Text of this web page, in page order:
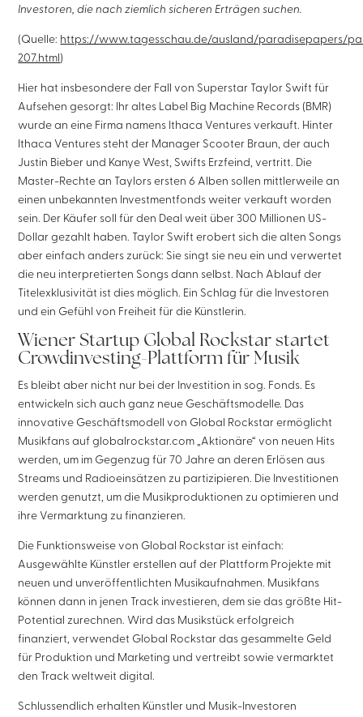
Investoren, die nach ziemlich sicheren Erträgen suchen.
(Quelle: https://www.tagesschau.de/ausland/paradisepapers/
207.html)
Hier hat insbesondere der Fall von Superstar Taylor Swift für
Aufsehen gesorgt: Ihr altes Label Big Machine Records (BMR)
wurde an eine Firma namens Ithaca Ventures verkauft. Hinter
Ithaca Ventures steht der Manager Scooter Braun, der auch
Justin Bieber und Kanye West, Swifts Erzfeind, vertritt. Die
Master-Rechte an Taylors ersten 6 Alben sollen mittlerweile an
einen unbekannten Investmentfonds weiter verkauft worden
sein. Der Käufer soll für den Deal weit über 300 Millionen US-
Dollar gezahlt haben. Taylor Swift erobert sich die alten Songs
aber einfach anders zurück: Sie singt sie neu ein und verwertet
die neu interpretierten Songs dann selbst. Nach Ablauf der
Titelexklusivität ist dies möglich. Ein Schlag für die Investoren
und ein Gefühl von Freiheit für die Künstlerin.
Wiener Startup Global Rockstar startet
Crowdinvesting-Plattform für Musik
Es bleibt aber nicht nur bei der Investition in sog. Fonds. Es
entwickeln sich auch ganz neue Geschäftsmodelle. Das
innovative Geschäftsmodell von Global Rockstar ermöglicht
Musikfans auf globalrockstar.com „Aktionäre“ von neuen Hits
werden, um im Gegenzug für 70 Jahre an deren Erlösen aus
Streams und Radioeinsätzen zu partizipieren. Die Investitionen
werden genutzt, um die Musikproduktionen zu optimieren und
ihre Vermarktung zu finanzieren.
Die Funktionsweise von Global Rockstar ist einfach:
Ausgewählte Künstler erstellen auf der Plattform Projekte mit
neuen und unveröffentlichten Musikaufnahmen. Musikfans
können dann in jenen Track investieren, dem sie das größte Hit-
Potential zurechnen. Wird das Musikstück erfolgreich
finanziert, verwendet Global Rockstar das gesammelte Geld
für Produktion und Marketing und vertreibt sowie vermarktet
den Track weltweit digital.
Schlussendlich erhalten Künstler und Musik-Investoren